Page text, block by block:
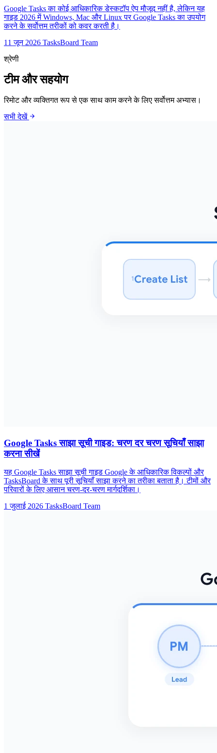
Google Tasks का कोई आधिकारिक डेस्कटॉप ऐप मौजूद नहीं है, लेकिन यह
गाइड 2026 में Windows, Mac और Linux पर Google Tasks का उपयोग
करने के सर्वोत्तम तरीकों को कवर करती है।
11 जून 2026 TasksBoard Team
श्रेणी
टीम और सहयोग
रिमोट और व्यक्तिगत रूप से एक साथ काम करने के लिए सर्वोत्तम अभ्यास।
सभी देखें arrow_forward
Google Tasks साझा सूची गाइड: चरण दर चरण सूचियाँ साझा
करना सीखें
यह Google Tasks साझा सूची गाइड Google के आधिकारिक विकल्पों और
TasksBoard के साथ पूरी सूचियाँ साझा करने का तरीका बताता है। टीमों और
परिवारों के लिए आसान चरण-दर-चरण मार्गदर्शिका।
1 जुलाई 2026 TasksBoard Team